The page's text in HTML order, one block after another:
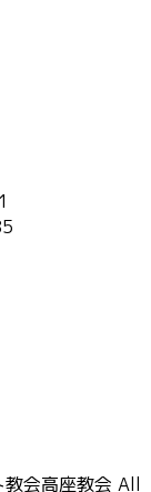
会高座教会 All